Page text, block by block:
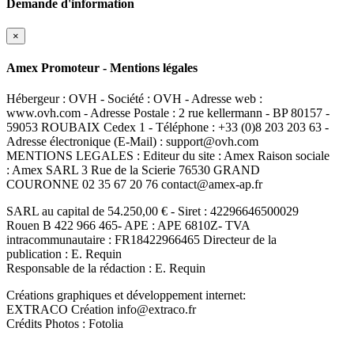
Demande d'information
×
Amex Promoteur - Mentions légales
Hébergeur : OVH - Société : OVH - Adresse web :
www.ovh.com - Adresse Postale : 2 rue kellermann - BP 80157 -
59053 ROUBAIX Cedex 1 - Téléphone : +33 (0)8 203 203 63 -
Adresse électronique (E-Mail) : support@ovh.com
MENTIONS LEGALES : Editeur du site : Amex Raison sociale
: Amex SARL 3 Rue de la Scierie 76530 GRAND
COURONNE 02 35 67 20 76 contact@amex-ap.fr
SARL au capital de 54.250,00 € - Siret : 42296646500029
Rouen B 422 966 465- APE : APE 6810Z- TVA
intracommunautaire : FR18422966465 Directeur de la
publication : E. Requin
Responsable de la rédaction : E. Requin
Créations graphiques et développement internet:
EXTRACO Création info@extraco.fr
Crédits Photos : Fotolia